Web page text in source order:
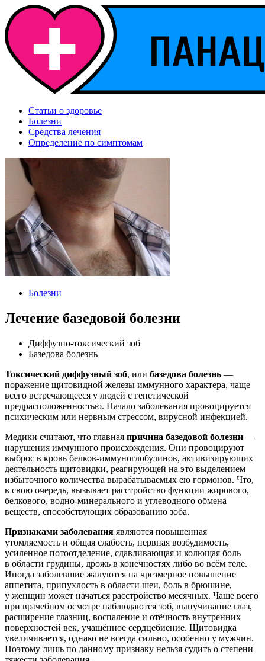
Статьи о здоровье
Болезни
Средства лечения
Определение по симптомам
Болезни
Лечение базедовой болезни
Диффузно-токсический зоб
Базедова болезнь
Токсический диффузный зоб, или базедова болезнь —
поражение щитовидной железы иммунного характера, чаще
всего встречающееся у людей с генетической
предрасположенностью. Начало заболевания провоцируется
психическим или нервным стрессом, вирусной инфекцией.
Медики считают, что главная причина базедовой болезни —
нарушения иммунного происхождения. Они провоцируют
выброс в кровь белков-иммуноглобулинов, активизирующих
деятельность щитовидки, реагирующей на это выделением
избыточного количества вырабатываемых ею гормонов. Что,
в свою очередь, вызывает расстройство функции жирового,
белкового, водно-минерального и углеводного обмена
веществ, способствующих образованию зоба.
Признаками заболевания являются повышенная
утомляемость и общая слабость, нервная возбудимость,
усиленное потоотделение, сдавливающая и колющая боль
в области грудины, дрожь в конечностях либо во всём теле.
Иногда заболевшие жалуются на чрезмерное повышение
аппетита, припухлость в области шеи, боль в брюшине,
у женщин может начаться расстройство месячных. Чаще всего
при врачебном осмотре наблюдаются зоб, выпучивание глаз,
расширение глазниц, воспаление и отёчность внутренних
поверхностей век, учащённое сердцебиение. Щитовидка
увеличивается, однако не всегда сильно, особенно у мужчин.
Поэтому лишь по данному признаку нельзя судить о степени